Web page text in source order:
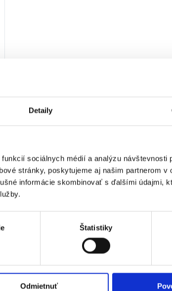
Detaily
sociálnych médií a analýzu návštevnosti
stránky, poskytujeme aj našim partnerom v
informácie skombinovať s ďalšími údajmi,
Štatistiky
Odmietnuť